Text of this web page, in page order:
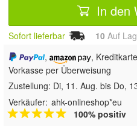
In den
Sofort lieferbar 10 Auf
,
,
Vorkasse per Überweisung
Zustellung: Di, 11. Aug. bis Do,
Verkäufer: ahk-onlineshop*eu
100% positiv